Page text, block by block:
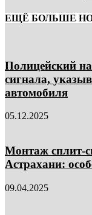
ЕЩЁ БОЛЬШЕ
Полицейский
сигнала,
автомобиля
05.12.2025
Монтаж сплит-
Астрахани:
09.04.2025